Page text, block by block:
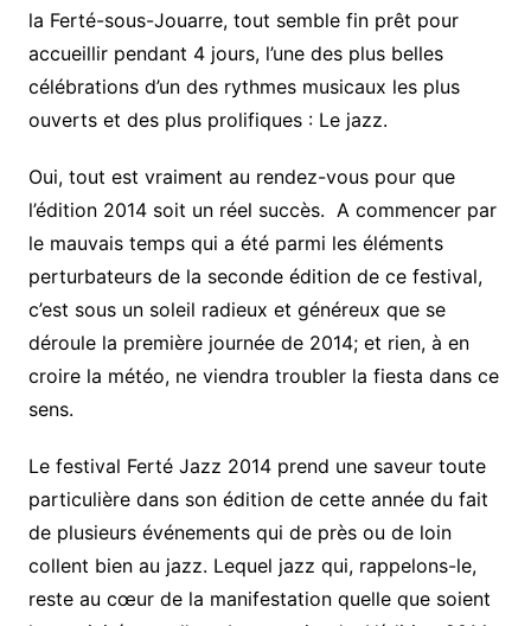
la Ferté-sous-Jouarre, tout semble fin prêt pour
accueillir pendant 4 jours, l’une des plus belles
célébrations d’un des rythmes musicaux les plus
ouverts et des plus prolifiques : Le jazz.
Oui, tout est vraiment au rendez-vous pour que
l’édition 2014 soit un réel succès. A commencer par
le mauvais temps qui a été parmi les éléments
perturbateurs de la seconde édition de ce festival,
c’est sous un soleil radieux et généreux que se
déroule la première journée de 2014; et rien, à en
croire la météo, ne viendra troubler la fiesta dans ce
sens.
Le festival Ferté Jazz 2014 prend une saveur toute
particulière dans son édition de cette année du fait
de plusieurs événements qui de près ou de loin
collent bien au jazz. Lequel jazz qui, rappelons-le,
reste au cœur de la manifestation quelle que soient